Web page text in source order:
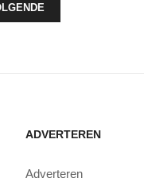
ARTIKEL: ONLINE
ADVERTEREN
Adverteren